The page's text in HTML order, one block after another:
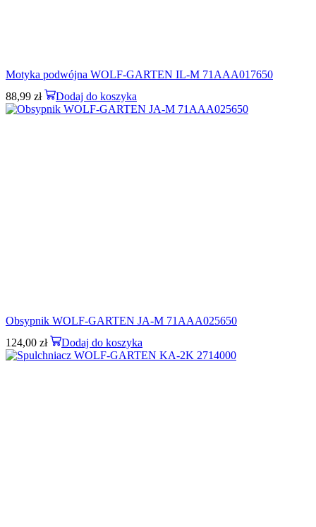
Motyka podwójna WOLF-GARTEN IL-M 71AAA017650
88,99 zł Dodaj do koszyka
Obsypnik WOLF-GARTEN JA-M 71AAA025650
124,00 zł Dodaj do koszyka